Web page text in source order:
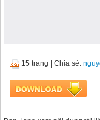
15 trang Chia sẻ: